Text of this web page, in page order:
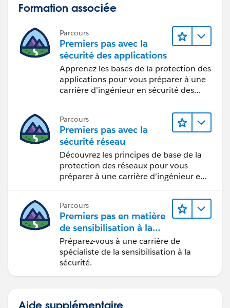
Formation associée
Parcours
Premiers pas avec la
sécurité des applications
Apprenez les bases de la protection des
applications pour vous préparer à une
carrière d’ingénieur en sécurité des
Parcours
Premiers pas avec la
sécurité réseau
Découvrez les principes de base de la
protection des réseaux pour vous
préparer à une carrière d’ingénieur en
Parcours
Premiers pas en matière
de sensibilisation à la
sécurité
Préparez-vous à une carrière de
spécialiste de la sensibilisation à la
sécurité.
Aide supplémentaire